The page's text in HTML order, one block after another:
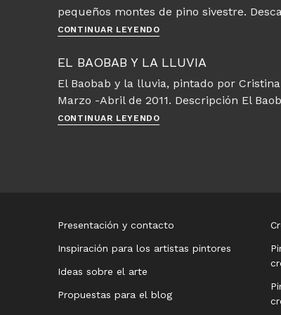
de
buenas
pequeños montes de pino sivestre.
CONTINUAR LEYENDOMontañas
–
–
Fotos
gratis
EL BAOBAB Y LA LLUVIA
El Baobab y la lluvia, pintado por
Marzo -Abril de 2011. Descripción El
CONTINUAR LEYENDOEl
Presentación y contacto
Inspiración para los artistas pintores
Ideas sobre el arte
Propuestas para el blog